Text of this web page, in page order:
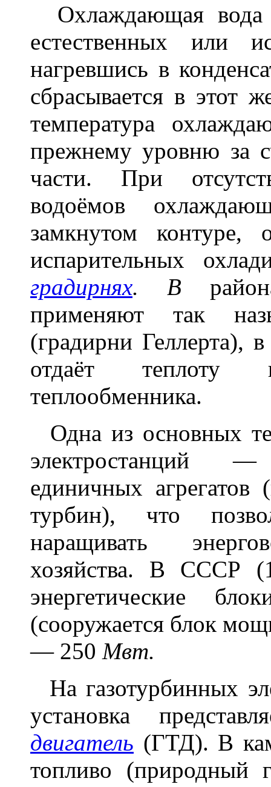
Охлаждающая вода
естественных или
нагревшись в
сбрасывается в этот
температура
прежнему уровню за
части. При
водоёмов
замкнутом контуре,
испарительных
градирнях. В
применяют так
(градирни Геллерта),
отдаёт теплоту
теплообменника.
Одна из основных
электростанций
единичных агрегатов
турбин), что
наращивать
хозяйства. В СССР
энергетические
(сооружается блок
— 250 Мвт.
На газотурбинных
установка
двигатель (ГТД). В
топливо (природный